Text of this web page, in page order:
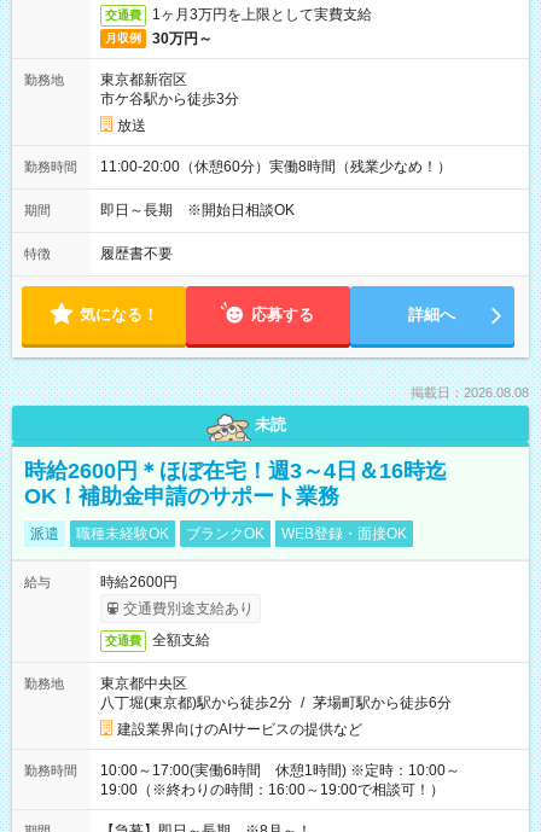
交通費 1ヶ月3万円を上限として実費支給
月収例 30万円～
勤務地
東京都新宿区
市ケ谷駅から徒歩3分
放送
勤務時間 11:00-20:00（休憩60分）実働8時間（残業少なめ！）
期間 即日～長期 ※開始日相談OK
特徴 履歴書不要
気になる！ 応募する 詳細へ
掲載日：2026.08.08
未読
時給2600円＊ほぼ在宅！週3～4日＆16時迄
OK！補助金申請のサポート業務
派遣 職種未経験OK ブランクOK WEB登録・面接OK
給与
時給2600円
交通費別途支給あり
交通費 全額支給
勤務地
東京都中央区
八丁堀(東京都)駅から徒歩2分 / 茅場町駅から徒歩6分
建設業界向けのAIサービスの提供など
勤務時間
10:00～17:00(実働6時間 休憩1時間) ※定時：10:00～
19:00（※終わりの時間：16:00～19:00で相談可！）